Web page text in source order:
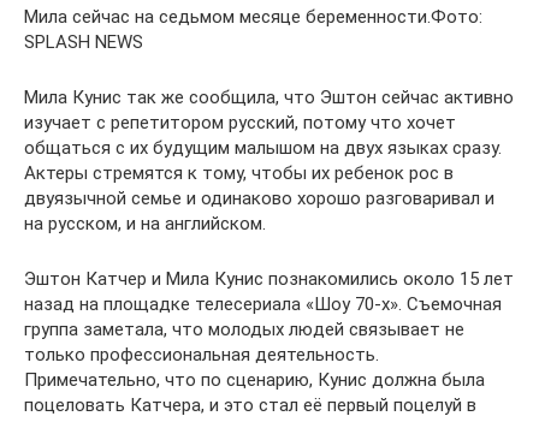
Мила сейчас на седьмом месяце беременности.Фото:
SPLASH NEWS
Мила Кунис так же сообщила, что Эштон сейчас активно
изучает с репетитором русский, потому что хочет
общаться с их будущим малышом на двух языках сразу.
Актеры стремятся к тому, чтобы их ребенок рос в
двуязычной семье и одинаково хорошо разговаривал и
на русском, и на английском.
Эштон Катчер и Мила Кунис познакомились около 15 лет
назад на площадке телесериала «Шоу 70-х». Съемочная
группа заметала, что молодых людей связывает не
только профессиональная деятельность.
Примечательно, что по сценарию, Кунис должна была
поцеловать Катчера, и это стал её первый поцелуй в